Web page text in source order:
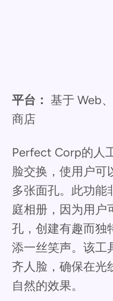
平台： 基于 Web
商店
Perfect Corp的人
脸交换，使用户可
多张面孔。此功能
庭相册，因为用户
孔，创建有趣而独
添一丝笑声。该工
齐人脸，确保在光
自然的效果。